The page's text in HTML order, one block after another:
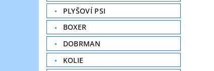
PLYŠOVÍ PSI
BOXER
DOBRMAN
KOLIE